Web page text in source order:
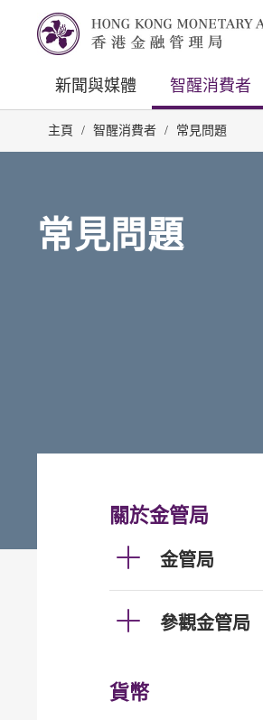
新聞與媒體 智醒消費者
主頁 / 智醒消費者 / 常見問題
常見問題
關於金管局
金管局
參觀金管局
貨幣